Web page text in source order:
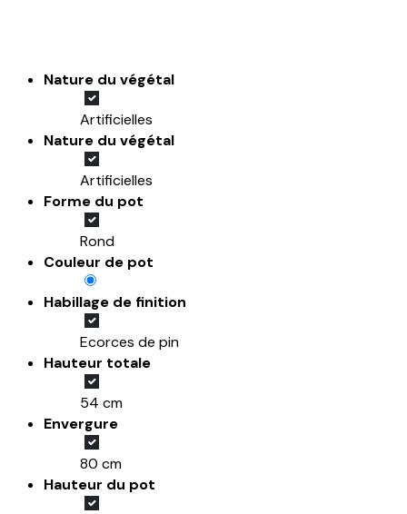
Nature du végétal
Artificielles
Nature du végétal
Artificielles
Forme du pot
Rond
Couleur de pot
Habillage de finition
Ecorces de pin
Hauteur totale
54 cm
Envergure
80 cm
Hauteur du pot